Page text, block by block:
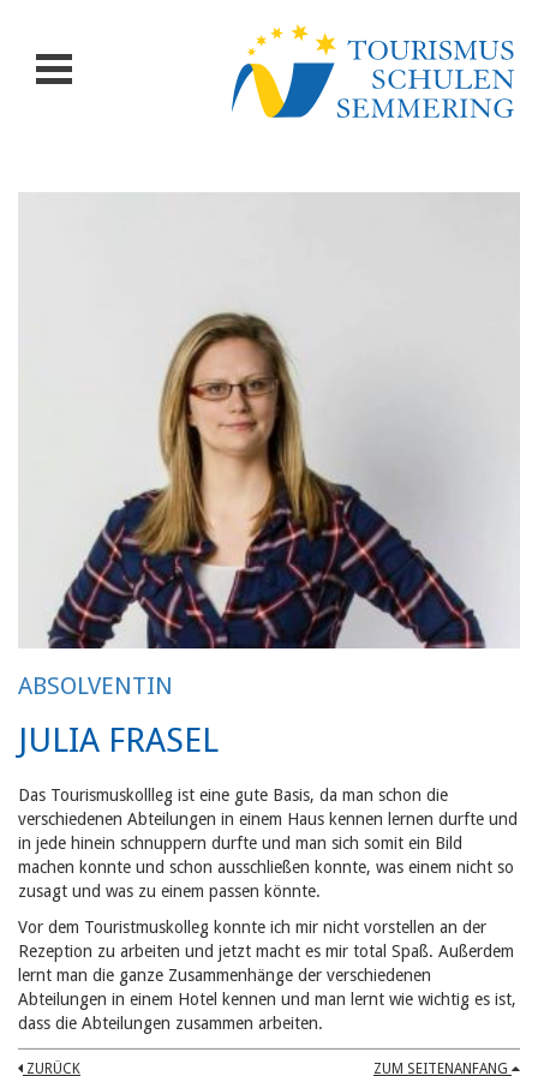
ABSOLVENTIN
JULIA FRASEL
Das Tourismuskollleg ist eine gute Basis, da man schon die
verschiedenen Abteilungen in einem Haus kennen lernen durfte und
in jede hinein schnuppern durfte und man sich somit ein Bild
machen konnte und schon ausschließen konnte, was einem nicht so
zusagt und was zu einem passen könnte.
Vor dem Touristmuskolleg konnte ich mir nicht vorstellen an der
Rezeption zu arbeiten und jetzt macht es mir total Spaß. Außerdem
lernt man die ganze Zusammenhänge der verschiedenen
Abteilungen in einem Hotel kennen und man lernt wie wichtig es ist,
dass die Abteilungen zusammen arbeiten.
ZURÜCK ZUM SEITENANFANG